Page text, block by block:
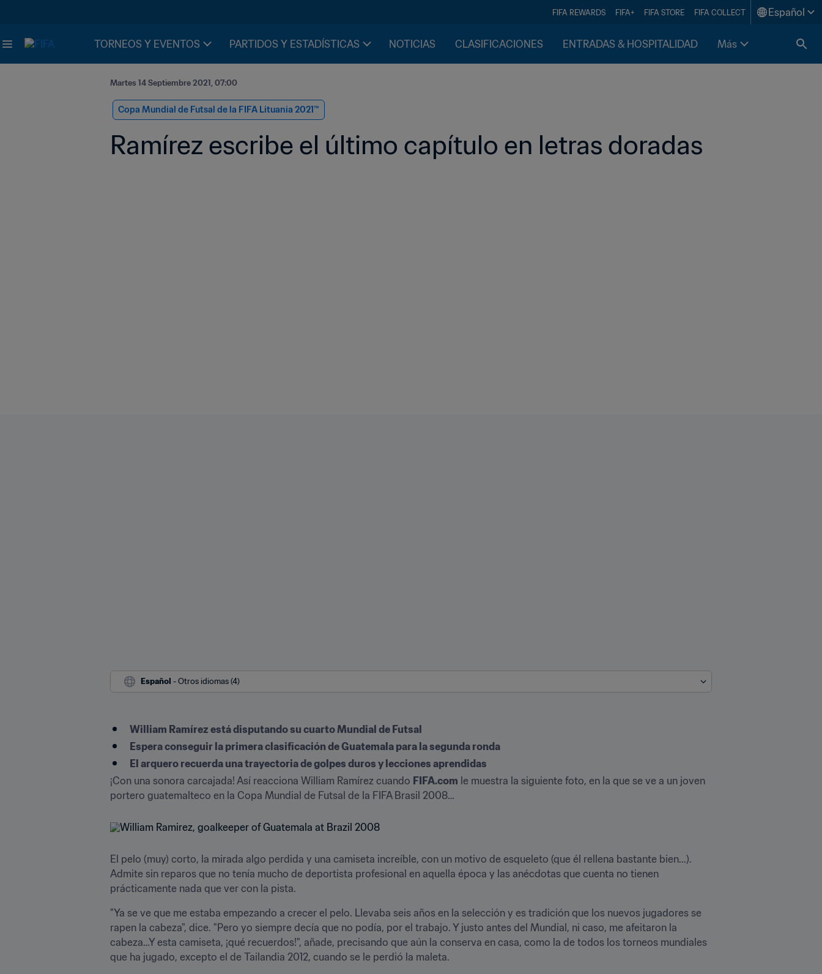
FIFA REWARDS FIFA+ FIFA STORE FIFA COLLECT Español
TORNEOS Y EVENTOS PARTIDOS Y ESTADÍSTICAS NOTICIAS CLASIFICACIONES ENTRADAS & HOSPITALIDAD Más
Martes 14 Septiembre 2021, 07:00
Copa Mundial de Futsal de la FIFA Lituania 2021™
Ramírez escribe el último capítulo en letras doradas
Español - Otros idiomas (4)
William Ramírez está disputando su cuarto Mundial de Futsal
Espera conseguir la primera clasificación de Guatemala para la segunda ronda
El arquero recuerda una trayectoria de golpes duros y lecciones aprendidas
¡Con una sonora carcajada! Así reacciona William Ramírez cuando FIFA.com le muestra la siguiente foto, en la que se ve a un joven
portero guatemalteco en la Copa Mundial de Futsal de la FIFA Brasil 2008…
El pelo (muy) corto, la mirada algo perdida y una camiseta increíble, con un motivo de esqueleto (que él rellena bastante bien...).
Admite sin reparos que no tenía mucho de deportista profesional en aquella época y las anécdotas que cuenta no tienen
prácticamente nada que ver con la pista.
"Ya se ve que me estaba empezando a crecer el pelo. Llevaba seis años en la selección y es tradición que los nuevos jugadores se
rapen la cabeza", dice. "Pero yo siempre decía que no podía, por el trabajo. Y justo antes del Mundial, ni caso, me afeitaron la
cabeza…Y esta camiseta, ¡qué recuerdos!", añade, precisando que aún la conserva en casa, como la de todos los torneos mundiales
que ha jugado, excepto el de Tailandia 2012, cuando se le perdió la maleta.